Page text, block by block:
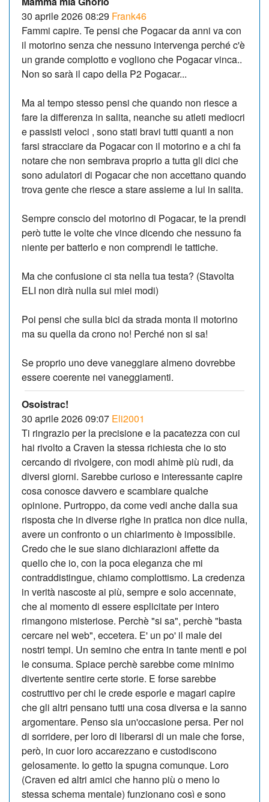
30 aprile 2026 08:29 Frank46
Fammi capire. Te pensi che Pogacar da anni va con
il motorino senza che nessuno intervenga perché c'è
un grande complotto e vogliono che Pogacar vinca..
Non so sarà il capo della P2 Pogacar...
Ma al tempo stesso pensi che quando non riesce a
fare la differenza in salita, neanche su atleti mediocri
e passisti veloci , sono stati bravi tutti quanti a non
farsi stracciare da Pogacar con il motorino e a chi fa
notare che non sembrava proprio a tutta gli dici che
sono adulatori di Pogacar che non accettano quando
trova gente che riesce a stare assieme a lui in salita.
Sempre conscio del motorino di Pogacar, te la prendi
però tutte le volte che vince dicendo che nessuno fa
niente per batterlo e non comprendi le tattiche.
Ma che confusione ci sta nella tua testa? (Stavolta
ELI non dirà nulla sui miei modi)
Poi pensi che sulla bici da strada monta il motorino
ma su quella da crono no! Perché non si sa!
Se proprio uno deve vaneggiare almeno dovrebbe
essere coerente nei vaneggiamenti.
Osoistrac!
30 aprile 2026 09:07 Eli2001
Ti ringrazio per la precisione e la pacatezza con cui
hai rivolto a Craven la stessa richiesta che io sto
cercando di rivolgere, con modi ahimè più rudi, da
diversi giorni. Sarebbe curioso e interessante capire
cosa conosce davvero e scambiare qualche
opinione. Purtroppo, da come vedi anche dalla sua
risposta che in diverse righe in pratica non dice nulla,
avere un confronto o un chiarimento è impossibile.
Credo che le sue siano dichiarazioni affette da
quello che io, con la poca eleganza che mi
contraddistingue, chiamo complottismo. La credenza
in verità nascoste ai più, sempre e solo accennate,
che al momento di essere esplicitate per intero
rimangono misteriose. Perchè "si sa", perchè "basta
cercare nel web", eccetera. E' un po' il male dei
nostri tempi. Un semino che entra in tante menti e poi
le consuma. Spiace perchè sarebbe come minimo
divertente sentire certe storie. E forse sarebbe
costruttivo per chi le crede esporle e magari capire
che gli altri pensano tutti una cosa diversa e la sanno
argomentare. Penso sia un'occasione persa. Per noi
di sorridere, per loro di liberarsi di un male che forse,
però, in cuor loro accarezzano e custodiscono
gelosamente. Io getto la spugna comunque. Loro
(Craven ed altri amici che hanno più o meno lo
stessa schema mentale) funzionano così e sono